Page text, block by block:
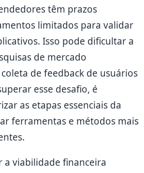
têm prazos
limitados para validar
Isso pode dificultar a
de mercado
de feedback de usuários
esse desafio, é
as etapas essenciais da
ferramentas e métodos mais
a viabilidade financeira